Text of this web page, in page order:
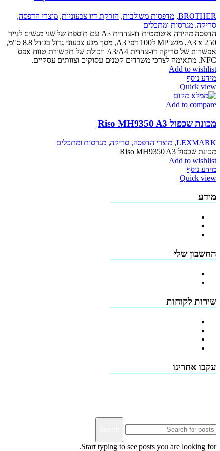
BROTHER
, מדפסות משולבות, הזרקת דיו צבעוניות, מוצרי הדפסה,
סריקה, מגרסות ומתכלים
הדפסה מהירה אוטומטית דו-צדדית A3 עם תוספת של שני מגשים לנייר
A3 x 250, מגש MP ל100 דפי A3, מסך מגע צבעוני גדול בגודל 8.8 ס"מ,
אפשרות של סריקה דו-צדדית A3/A4 ויכולת של תקשורת טווח אפס
NFC. מתאימה לצרכי משרדים קטנים עסוקים וצוותים עסקיים.
Add to wishlist
מידע נוסף
Quick view
Add to compare
מכונת שכפול Riso MH9350 A3
LEXMARK
, מוצרי הדפסה, סריקה, מגרסות ומתכלים
מכונת שכפול Riso MH9350 A3
Add to wishlist
מידע נוסף
Quick view
מידע
החשבון שלי
שירות לקוחות
עקבו אחרינו
Start typing to see posts you are looking for.